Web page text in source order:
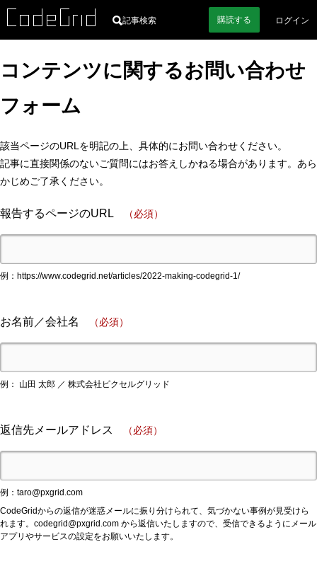
記事検索 購読する ログイン
コンテンツに関するお問い合わせ
フォーム
該当ページのURLを明記の上、具体的にお問い合わせください。
記事に直接関係のないご質問にはお答えしかねる場合があります。あら
かじめご了承ください。
報告するページのURL （必須）
例：https://www.codegrid.net/articles/2022-making-codegrid-1/
お名前／会社名 （必須）
例： 山田 太郎 ／ 株式会社ピクセルグリッド
返信先メールアドレス （必須）
例： taro@pxgrid.com
CodeGridからの返信が迷惑メールに振り分けられて、気づかない事例が見受けら
れます。 codegrid@pxgrid.com から返信いたしますので、受信できるようにメール
アプリやサービスの設定をお願いいたします。